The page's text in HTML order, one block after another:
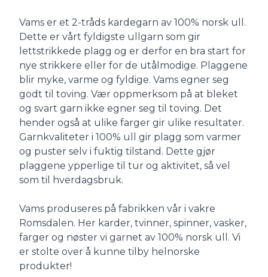
Description
Vams er et 2-tråds kardegarn av 100% norsk ull.
Dette er vårt fyldigste ullgarn som gir
lettstrikkede plagg og er derfor en bra start for
nye strikkere eller for de utålmodige. Plaggene
blir myke, varme og fyldige. Vams egner seg
godt til toving. Vær oppmerksom på at bleket
og svart garn ikke egner seg til toving. Det
hender også at ulike farger gir ulike resultater.
Garnkvaliteter i 100% ull gir plagg som varmer
og puster selv i fuktig tilstand. Dette gjør
plaggene ypperlige til tur og aktivitet, så vel
som til hverdagsbruk.
Vams produseres på fabrikken vår i vakre
Romsdalen. Her karder, tvinner, spinner, vasker,
farger og nøster vi garnet av 100% norsk ull. Vi
er stolte over å kunne tilby helnorske
produkter!